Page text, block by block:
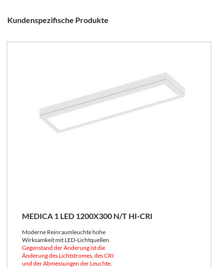
Kundenspezifische Produkte
MEDICA 1 LED 1200X300 N/T HI-CRI
Moderne Reinraumleuchte hohe
Wirksamkeit mit LED-Lichtquellen.
Gegenstand der Änderung ist die
Änderung des Lichtstromes, des CRI
und der Abmessungen der Leuchte.